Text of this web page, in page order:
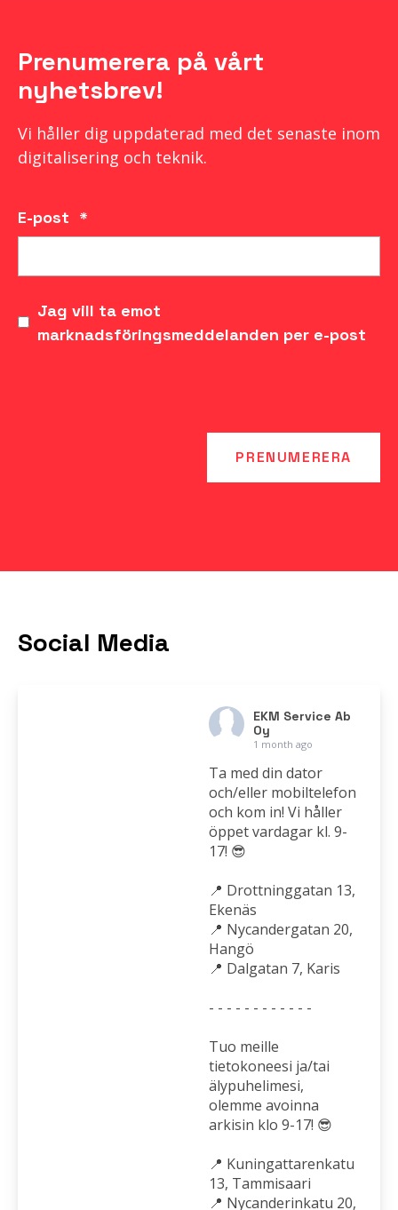
Prenumerera på vårt
nyhetsbrev!
Vi håller dig uppdaterad med det senaste inom
digitalisering och teknik.
E-post *
Jag vill ta emot
marknadsföringsmeddelanden per e-post
Social Media
EKM Service Ab
Oy
1 month ago
Ta med din dator
och/eller mobiltelefon
och kom in! Vi håller
öppet vardagar kl. 9-
17! 😎
📍 Drottninggatan 13,
Ekenäs
📍 Nycandergatan 20,
Hangö
📍 Dalgatan 7, Karis
- - - - - - - - - - - -
Tuo meille
tietokoneesi ja/tai
älypuhelimesi,
olemme avoinna
arkisin klo 9-17! 😎
📍 Kuningattarenkatu
13, Tammisaari
📍 Nycanderinkatu 20,